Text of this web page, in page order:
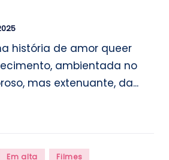
história de amor queer
ambientada no
mas extenuante, da...
Em alta Filmes